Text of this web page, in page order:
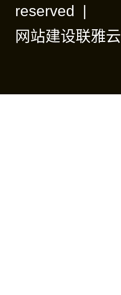
reserved |
网站建设联雅云